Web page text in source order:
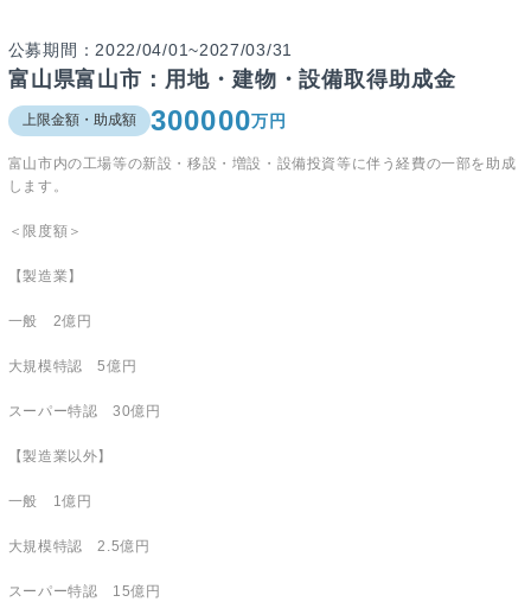
公募期間：2022/04/01~2027/03/31
富山県富山市：用地・建物・設備取得助成金
上限金額・助成額 300000万円
富山市内の工場等の新設・移設・増設・設備投資等に伴う経費の一部を助成
します。
＜限度額＞
【製造業】
一般 2億円
大規模特認 5億円
スーパー特認 30億円
【製造業以外】
一般 1億円
大規模特認 2.5億円
スーパー特認 15億円